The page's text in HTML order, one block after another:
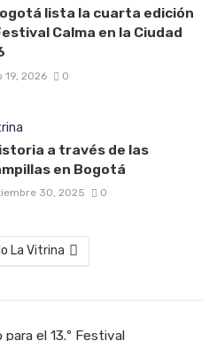
lista la cuarta edición
Calma en la Ciudad
19, 2026 0
a través de las
en Bogotá
30, 2025 0
La Vitrina
el 13.º Festival